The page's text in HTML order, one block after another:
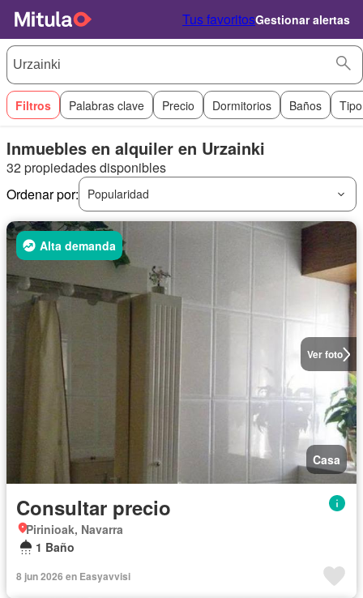
Tus favoritosGestionar alertas
Filtros Palabras clave Precio Dormitorios Baños
Inmuebles en alquiler en Urzainki
32 propiedades disponibles
Ordenar por:
Popularidad
Ver foto
Alta demanda
Casa
Consultar precio
Pirinioak, Navarra
1 Baño
8 jun 2026 en Easyavvisi